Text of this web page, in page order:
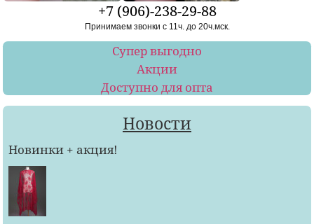
+7 (906)-238-29-88
Принимаем звонки с 11ч. до 20ч.мск.
Супер выгодно
Акции
Доступно для опта
Новости
Новинки + акция!